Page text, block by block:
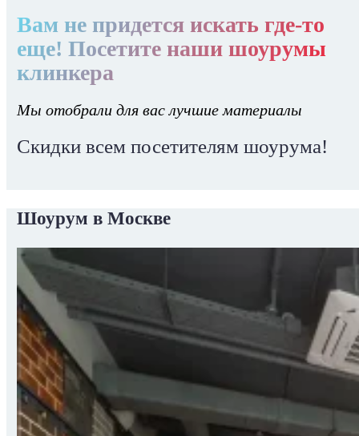
Вам не придется искать где-то
еще! Посетите наши шоурумы
клинкера
Мы отобрали для вас лучшие материалы
Скидки всем посетителям шоурума!
Шоурум в Москве